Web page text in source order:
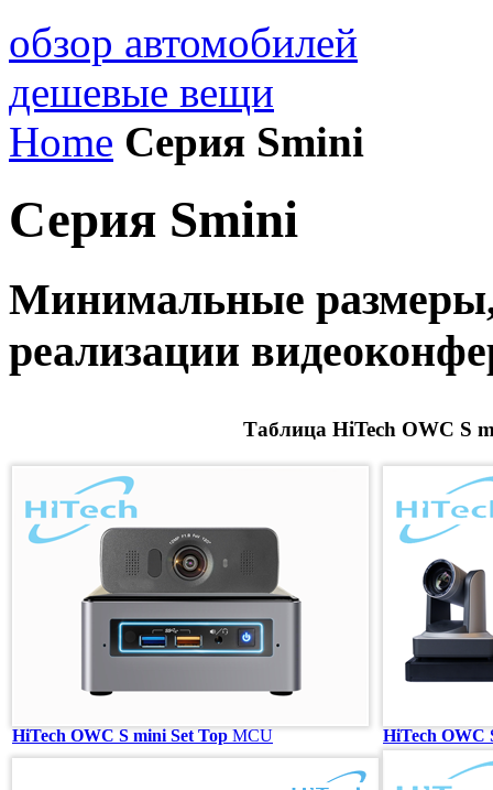
обзор автомобилей
дешевые вещи
Home Серия Smini
Серия Smini
Минимальные размеры,
реализации
Таблица HiTech OWC S
HiTech OWC S mini Set Top MCU HiTech OWC